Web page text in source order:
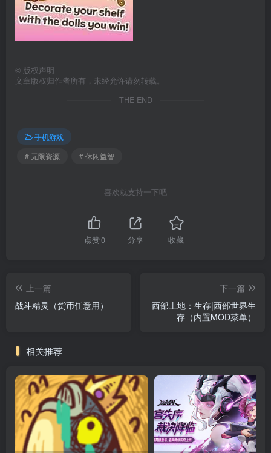
© 版权声明
文章版权归作者所有，未经允许请勿转载。
THE END
手机游戏
# 无限资源
# 休闲益智
喜欢就支持一下吧
点赞0 分享 收藏
上一篇
战斗精灵（货币任意用）
下一篇
西部土地：生存|西部世界生
存（内置MOD菜单）
相关推荐